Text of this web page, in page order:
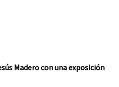
Madero con una exposición